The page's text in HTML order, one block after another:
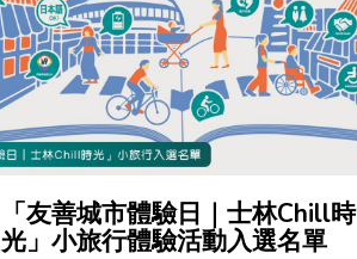
「友善城市體驗日｜士林Chill時
光」小旅行體驗活動入選名單